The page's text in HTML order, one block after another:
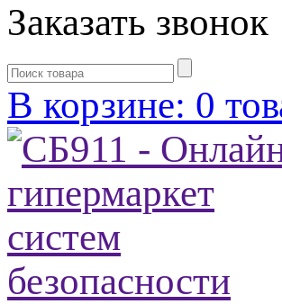
Заказать звонок
В корзине: 0